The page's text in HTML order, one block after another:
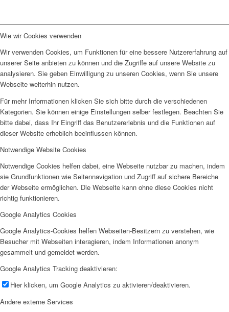
Wie wir Cookies verwenden
Wir verwenden Cookies, um Funktionen für eine bessere Nutzererfahrung auf
unserer Seite anbieten zu können und die Zugriffe auf unsere Website zu
analysieren. Sie geben Einwilligung zu unseren Cookies, wenn Sie unsere
Webseite weiterhin nutzen.
Für mehr Informationen klicken Sie sich bitte durch die verschiedenen
Kategorien. Sie können einige Einstellungen selber festlegen. Beachten Sie
bitte dabei, dass Ihr Eingriff das Benutzererlebnis und die Funktionen auf
dieser Website erheblich beeinflussen können.
Notwendige Website Cookies
Notwendige Cookies helfen dabei, eine Webseite nutzbar zu machen, indem
sie Grundfunktionen wie Seitennavigation und Zugriff auf sichere Bereiche
der Webseite ermöglichen. Die Webseite kann ohne diese Cookies nicht
richtig funktionieren.
Google Analytics Cookies
Google Analytics-Cookies helfen Webseiten-Besitzern zu verstehen, wie
Besucher mit Webseiten interagieren, indem Informationen anonym
gesammelt und gemeldet werden.
Google Analytics Tracking deaktivieren:
Hier klicken, um Google Analytics zu aktivieren/deaktivieren.
Andere externe Services